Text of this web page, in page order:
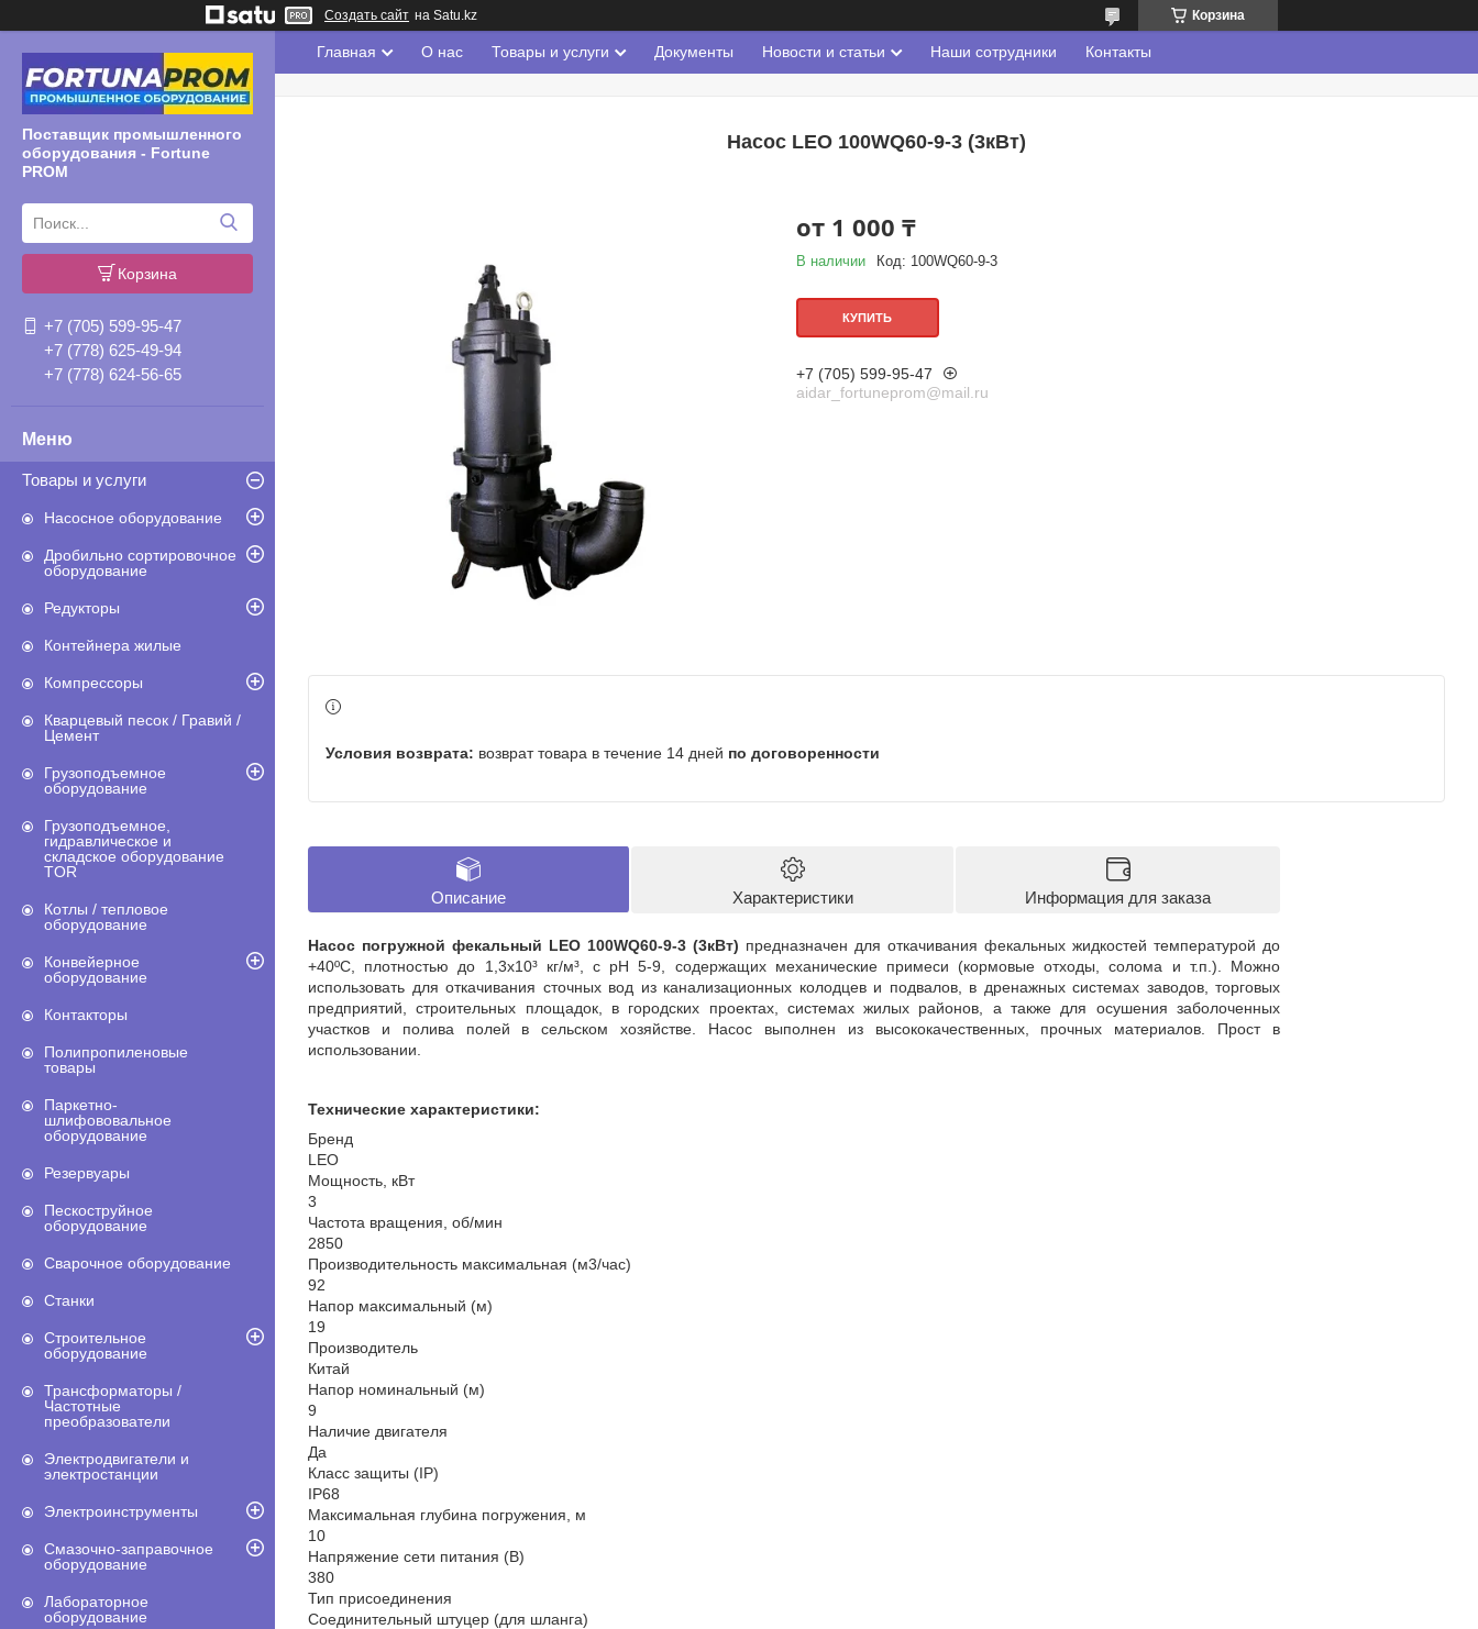
Создать сайт на Satu.kz Корзина
Поставщик промышленного
оборудования - Fortune
PROM
Корзина
+7 (705) 599-95-47
+7 (778) 625-49-94
+7 (778) 624-56-65
Товары и услуги
Насосное оборудование
Дробильно сортировочное
оборудование
Редукторы
Контейнера жилые
Компрессоры
Кварцевый песок / Гравий /
Цемент
Грузоподъемное
оборудование
Грузоподъемное,
гидравлическое и
складское оборудование
TOR
Котлы / тепловое
оборудование
Конвейерное
оборудование
Контакторы
Полипропиленовые
товары
Паркетно-
шлифововальное
оборудование
Резервуары
Пескоструйное
оборудование
Сварочное оборудование
Станки
Строительное
оборудование
Трансформаторы /
Частотные
преобразователи
Электродвигатели и
электростанции
Электроинструменты
Смазочно-заправочное
оборудование
Лабораторное
оборудование
Главная О нас Товары и услуги Документы Новости и статьи Наши сотрудники Контакты
Насос LEO 100WQ60-9-3 (3кВт)
от 1 000 ₸
В наличии Код: 100WQ60-9-3
КУПИТЬ
+7 (705) 599-95-47
aidar_fortuneprom@mail.ru
возврат товара в течение 14 дней по договоренности
Описание Характеристики Информация для заказа
Насос погружной фекальный LEO 100WQ60-9-3 (3кВт) предназначен для откачивания фекальных жидкостей температурой до
+40ºС, плотностью до 1,3x10³ кг/м³, с рН 5-9, содержащих механические примеси (кормовые отходы, солома и т.п.). Можно
использовать для откачивания сточных вод из канализационных колодцев и подвалов, в дренажных системах заводов, торговых
предприятий, строительных площадок, в городских проектах, системах жилых районов, а также для осушения заболоченных
участков и полива полей в сельском хозяйстве. Насос выполнен из высококачественных, прочных материалов. Прост в
использовании.
Технические характеристики:
Бренд
LEO
Мощность, кВт
3
Частота вращения, об/мин
2850
Производительность максимальная (м3/час)
92
Напор максимальный (м)
19
Производитель
Китай
Напор номинальный (м)
9
Наличие двигателя
Да
Класс защиты (IP)
IP68
Максимальная глубина погружения, м
10
Напряжение сети питания (В)
380
Тип присоединения
Соединительный штуцер (для шланга)